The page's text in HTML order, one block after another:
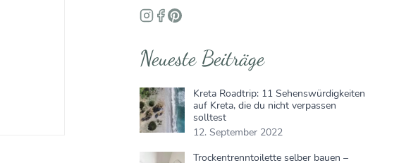
Neueste Beiträge
Kreta Roadtrip: 11 Sehenswürdigkeiten
auf Kreta, die du nicht verpassen
solltest
12. September 2022
Trockentrenntoilette selber bauen –